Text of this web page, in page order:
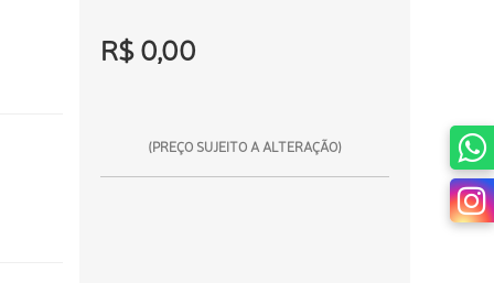
R$ 0,00
(PREÇO SUJEITO A ALTERAÇÃO)